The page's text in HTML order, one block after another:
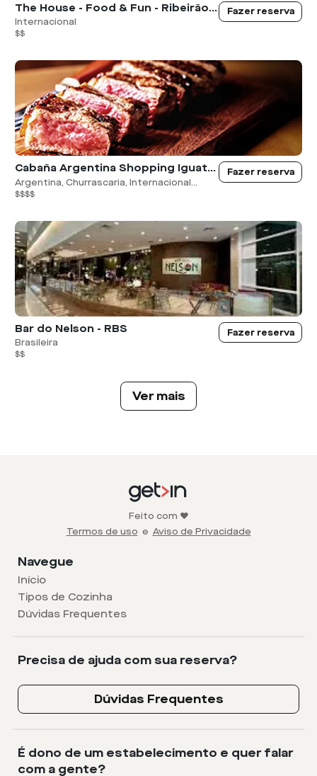
The House - Food & Fun - Ribeirão Preto
Internacional
$$
Fazer reserva
Cabaña Argentina Shopping Iguatemi Ribeirão Preto
Argentina, Churrascaria, Internacional...
$$$$
Fazer reserva
Bar do Nelson - RBS
Brasileira
$$
Fazer reserva
Ver mais
Feito com ❤️
Termos de uso e Aviso de Privacidade
Navegue
Início
Tipos de Cozinha
Dúvidas Frequentes
Precisa de ajuda com sua reserva?
Dúvidas Frequentes
É dono de um estabelecimento e quer falar
com a gente?